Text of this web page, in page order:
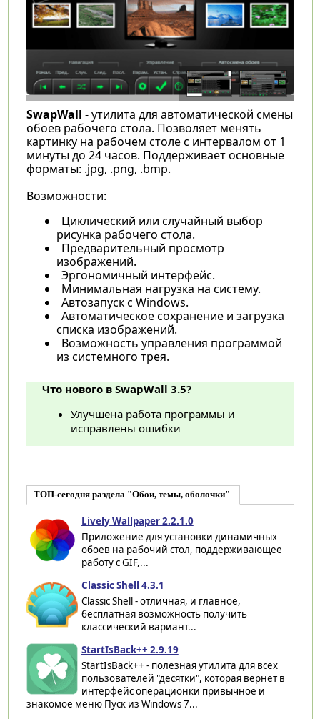
SwapWall - утилита для автоматической смены
обоев рабочего стола. Позволяет менять
картинку на рабочем столе с интервалом от 1
минуты до 24 часов. Поддерживает основные
форматы: .jpg, .png, .bmp.
Возможности:
Циклический или случайный выбор
рисунка рабочего стола.
Предварительный просмотр
изображений.
Эргономичный интерфейс.
Минимальная нагрузка на систему.
Автозапуск с Windows.
Автоматическое сохранение и загрузка
списка изображений.
Возможность управления программой
из системного трея.
Что нового в SwapWall 3.5?
Улучшена работа программы и
исправлены ошибки
ТОП-сегодня раздела "Обои, темы, оболочки"
Lively Wallpaper 2.2.1.0
Приложение для установки динамичных
обоев на рабочий стол, поддерживающее
работу с GIF,...
Classic Shell 4.3.1
Classic Shell - отличная, и главное,
бесплатная возможность получить
классический вариант...
StartIsBack++ 2.9.19
StartIsBack++ - полезная утилита для всех
пользователей "десятки", которая вернет в
интерфейс операционки привычное и
знакомое меню Пуск из Windows 7...